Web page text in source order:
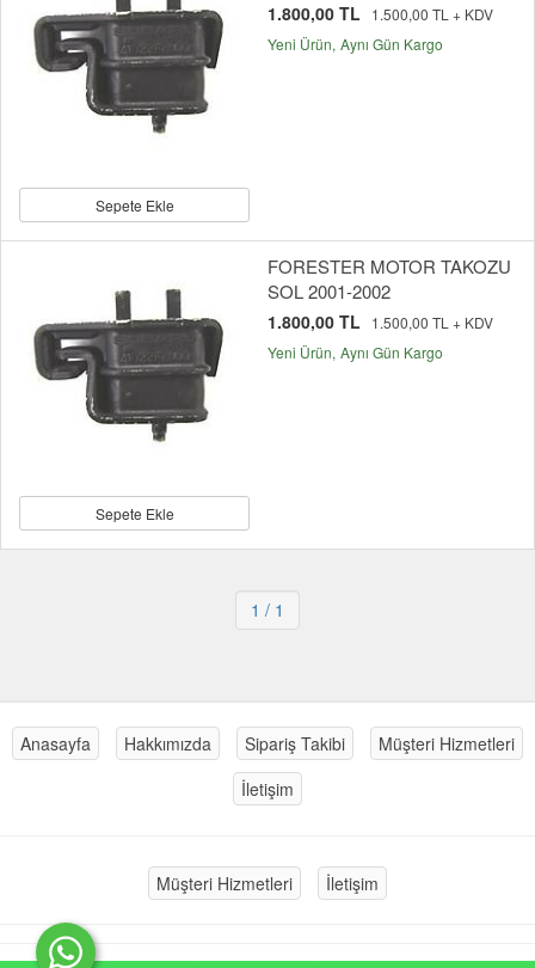
Sepete Ekle
1.800,00 TL
1.500,00 TL + KDV
Yeni Ürün Aynı Gün Kargo
Sepete Ekle
FORESTER MOTOR TAKOZU
SOL 2001-2002
1.800,00 TL
1.500,00 TL + KDV
Yeni Ürün Aynı Gün Kargo
1 / 1
Anasayfa Hakkımızda Sipariş Takibi
Müşteri Hizmetleri
İletişim
Müşteri Hizmetleri İletişim